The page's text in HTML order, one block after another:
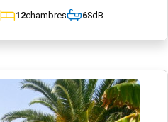
12chambres 6SdB